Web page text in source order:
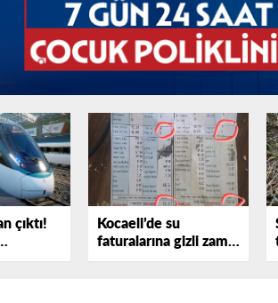
çıktı!
Kocaeli’de su
faturalarına gizli zam
iddiası